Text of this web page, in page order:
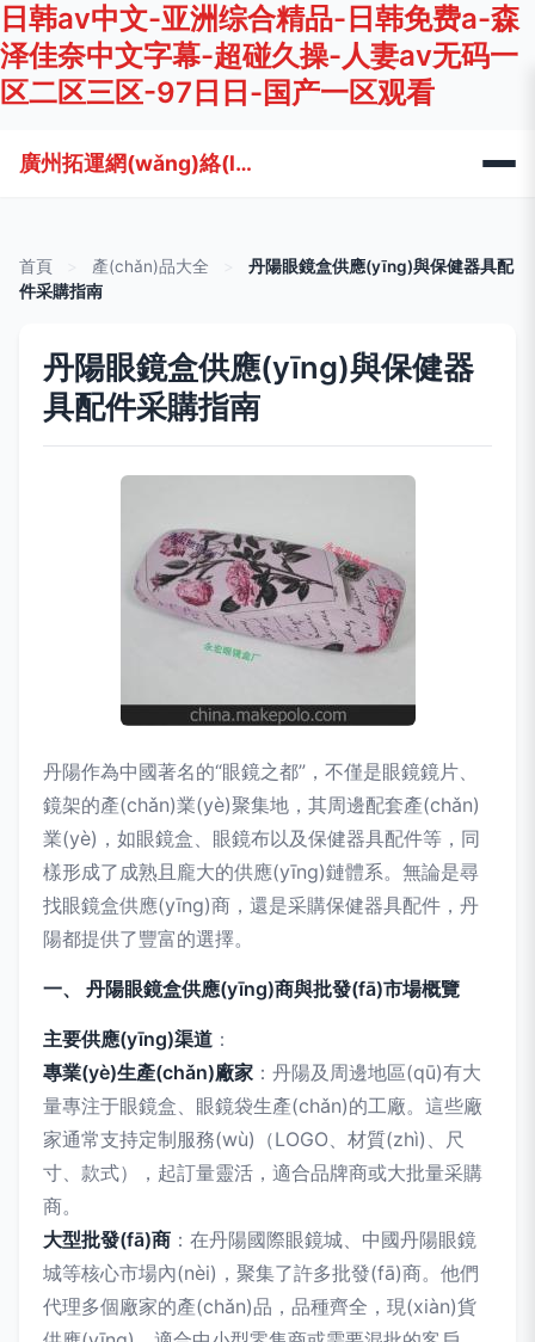
日韩av中文-亚洲综合精品-日韩免费a-森
泽佳奈中文字幕-超碰久操-人妻av无码一
区二区三区-97日日-国产一区观看
廣州拓運網(wǎng)絡(luò)科技有限公司
首頁 產(chǎn)品大全
丹陽眼鏡盒供應(yīng)與保健器具配
件采購指南
丹陽眼鏡盒供應(yīng)與保健器
具配件采購指南
丹陽作為中國著名的“眼鏡之都”，不僅是眼鏡鏡片、
鏡架的產(chǎn)業(yè)聚集地，其周邊配套產(chǎn)
業(yè)，如眼鏡盒、眼鏡布以及保健器具配件等，同
樣形成了成熟且龐大的供應(yīng)鏈體系。無論是尋
找眼鏡盒供應(yīng)商，還是采購保健器具配件，丹
陽都提供了豐富的選擇。
一、 丹陽眼鏡盒供應(yīng)商與批發(fā)市場概覽
主要供應(yīng)渠道 ：
專業(yè)生產(chǎn)廠家 ：丹陽及周邊地區(qū)有大
量專注于眼鏡盒、眼鏡袋生產(chǎn)的工廠。這些廠
家通常支持定制服務(wù)（LOGO、材質(zhì)、尺
寸、款式），起訂量靈活，適合品牌商或大批量采購
商。
大型批發(fā)商 ：在丹陽國際眼鏡城、中國丹陽眼鏡
城等核心市場內(nèi)，聚集了許多批發(fā)商。他們
代理多個廠家的產(chǎn)品，品種齊全，現(xiàn)貨